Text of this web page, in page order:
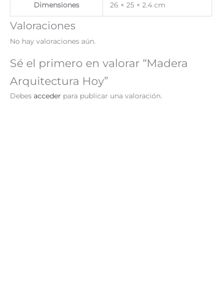
Dimensiones 26 × 25 × 2.4 cm
Valoraciones
No hay valoraciones aún.
Sé el primero en valorar “Madera
Arquitectura Hoy”
Debes acceder para publicar una valoración.